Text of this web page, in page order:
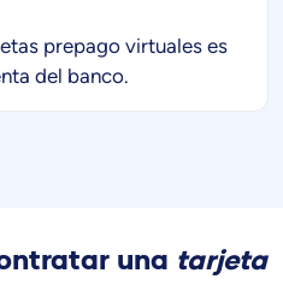
prepago virtuales es
del banco.
una tarjeta